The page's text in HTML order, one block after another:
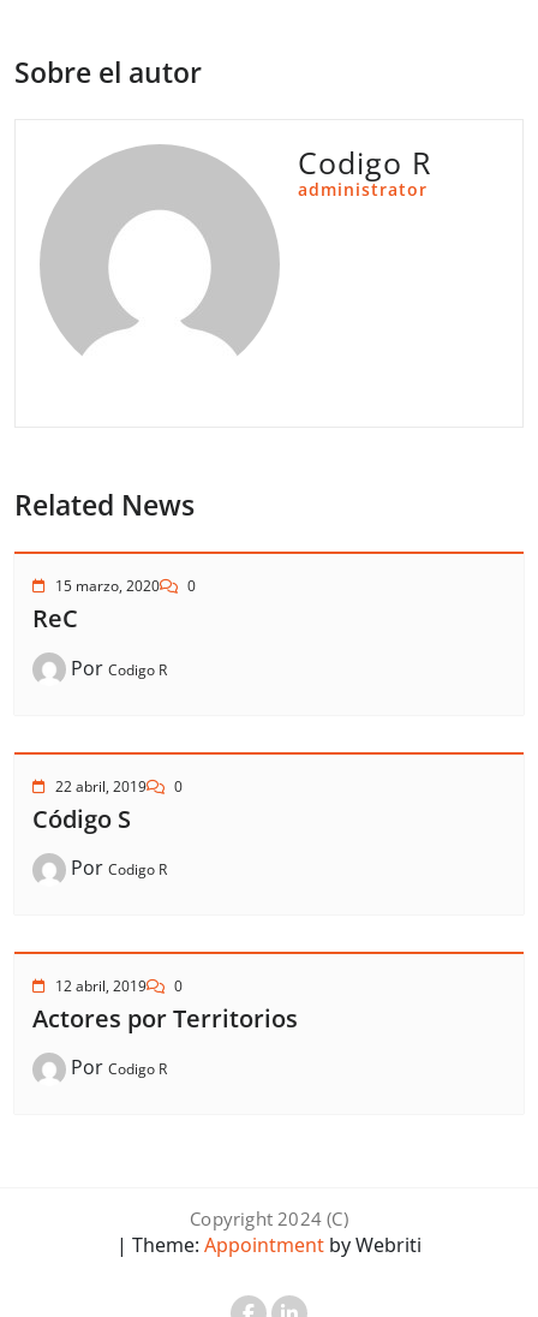
Sobre el autor
Codigo R
administrator
Related News
15 marzo, 2020 0
ReC
Por Codigo R
22 abril, 2019 0
Código S
Por Codigo R
12 abril, 2019 0
Actores por Territorios
Por Codigo R
Copyright 2024 (C)
| Theme: Appointment by Webriti